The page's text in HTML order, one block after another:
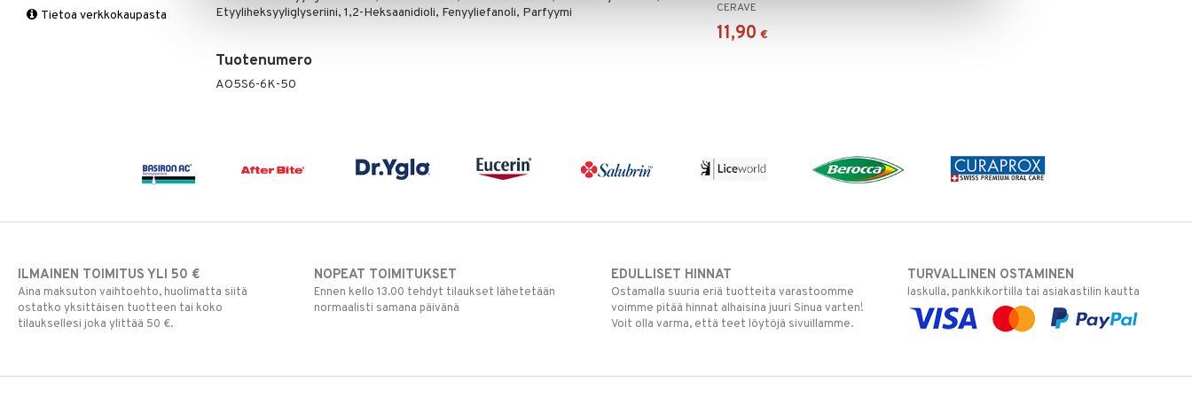
Etyyliheksyyliglyseriini, 1,2-Heksaanidioli, Fenyyliefanoli, Parfyymi
Tuotenumero
AO5S6-6K-50
CERAVE
11,90 €
Polvisukat
Laktoori-intoleranssi
Magnesium
Tietoa verkkokaupasta
ILMAINEN TOIMITUS YLI 50 €
Aina maksuton vaihtoehto, huolimatta siitä
ostatko yksittäisen tuotteen tai koko
tilauksellesi joka ylittää 50 €.
NOPEAT TOIMITUKSET
Ennen kello 13.00 tehdyt tilaukset lähetetään
normaalisti samana päivänä
EDULLISET HINNAT
Ostamalla suuria eriä tuotteita varastoomme
voimme pitää hinnat alhaisina juuri Sinua varten!
Voit olla varma, että teet löytöjä sivuillamme.
TURVALLINEN OSTAMINEN
laskulla, pankkikortilla tai asiakastilin kautta